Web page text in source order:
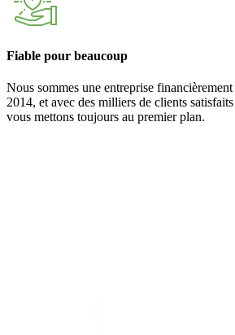
Fiable pour beaucoup
Nous sommes une entreprise
2014, et avec des milliers de clients
vous mettons toujours au premier plan.